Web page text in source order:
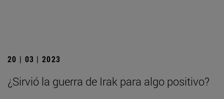
20 | 03 | 2023
¿Sirvió la guerra de Irak para algo positivo?